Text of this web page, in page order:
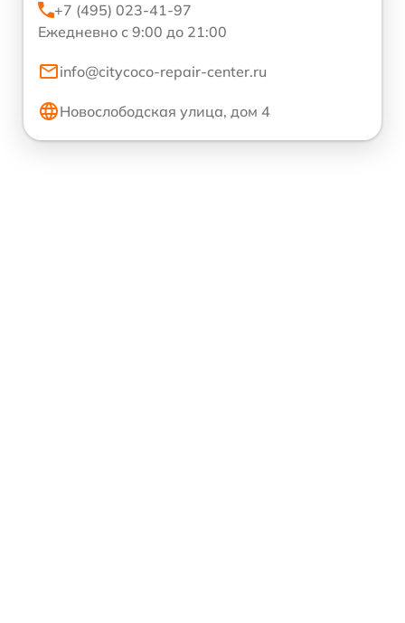
+7 (495) 023-41-97
Ежедневно с 9:00 до 21:00
info@citycoco-repair-center.ru
Новослободская улица, дом 4